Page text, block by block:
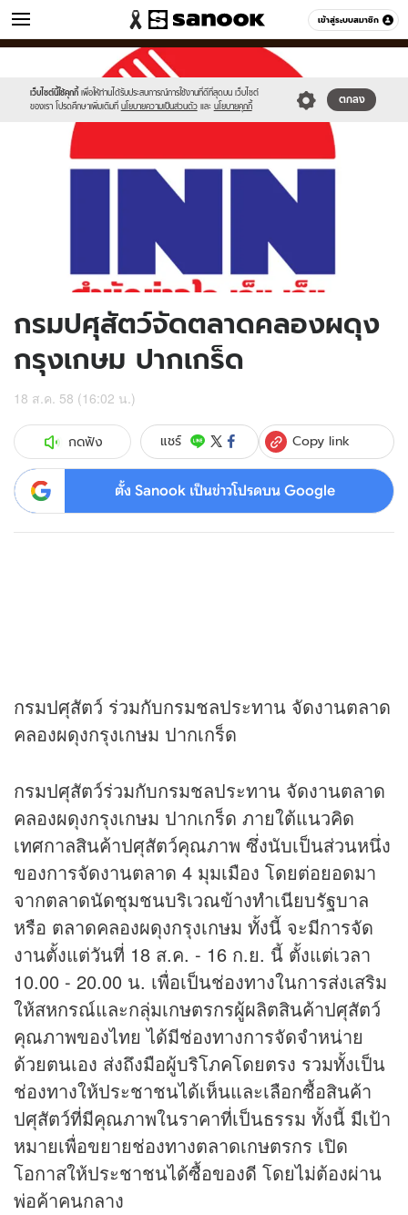
เข้าสู่ระบบสมาชิก
ข่าว หมวดอื่นๆ
เว็บไซต์นี้ใช้คุกกี้ เพื่อให้ท่านได้รับประสบการณ์การใช้งานที่ดีที่สุดบน เว็บไซต์
ของเรา โปรดศึกษาเพิ่มเติมที่ นโยบายความเป็นส่วนตัว และ นโยบายคุกกี้
ตกลง
//s.isanook.com/sr/0/images/logo-
sanook.png
//s.isanook.com/ns/0/ud/369/1849690/639853-
กรมปศุสัตว์จัดตลาดคลองผดุง
กรุงเกษม ปากเกร็ด
18 ส.ค. 58 (16:02 น.)
กดฟัง แชร์ Copy link
ตั้ง Sanook เป็นข่าวโปรดบน Google
กรมปศุสัตว์ ร่วมกับกรมชลประทาน จัดงานตลาด
คลองผดุงกรุงเกษม ปากเกร็ด
กรมปศุสัตว์ร่วมกับกรมชลประทาน จัดงานตลาด
คลองผดุงกรุงเกษม ปากเกร็ด ภายใต้แนวคิด
เทศกาลสินค้าปศุสัตว์คุณภาพ ซึ่งนับเป็นส่วนหนึ่ง
ของการจัดงานตลาด 4 มุมเมือง โดยต่อยอดมา
จากตลาดนัดชุมชนบริเวณข้างทำเนียบรัฐบาล
หรือ ตลาดคลองผดุงกรุงเกษม ทั้งนี้ จะมีการจัด
งานตั้งแต่วันที่ 18 ส.ค. - 16 ก.ย. นี้ ตั้งแต่เวลา
10.00 - 20.00 น. เพื่อเป็นช่องทางในการส่งเสริม
ให้สหกรณ์และกลุ่มเกษตรกรผู้ผลิตสินค้าปศุสัตว์
คุณภาพของไทย ได้มีช่องทางการจัดจำหน่าย
ด้วยตนเอง ส่งถึงมือผู้บริโภคโดยตรง รวมทั้งเป็น
ช่องทางให้ประชาชนได้เห็นและเลือกซื้อสินค้า
ปศุสัตว์ที่มีคุณภาพในราคาที่เป็นธรรม ทั้งนี้ มีเป้า
หมายเพื่อขยายช่องทางตลาดเกษตรกร เปิด
โอกาสให้ประชาชนได้ซื้อของดี โดยไม่ต้องผ่าน
พ่อค้าคนกลาง